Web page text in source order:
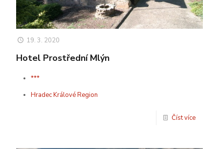
19. 3. 2020
Hotel Prostřední Mlýn
***
Hradec Králové Region
Číst více